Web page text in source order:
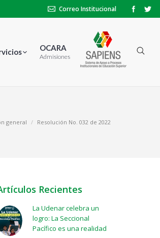
Correo Institucional
OCARA
Admisiones
general Resolución No. 032 de 2022
Recientes
La Udenar celebra un
logro: La Seccional
Pacífico es una realidad